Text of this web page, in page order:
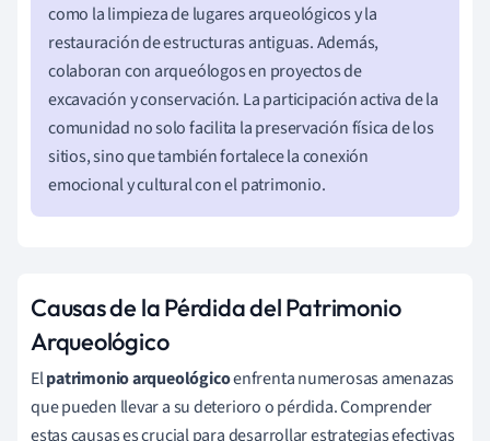
como la limpieza de lugares arqueológicos y la
restauración de estructuras antiguas. Además,
colaboran con arqueólogos en proyectos de
excavación y conservación. La participación activa de la
comunidad no solo facilita la preservación física de los
sitios, sino que también fortalece la conexión
emocional y cultural con el patrimonio.
Causas de la Pérdida del Patrimonio
Arqueológico
Elpatrimonio arqueológicoenfrenta numerosas amenazas
que pueden llevar a su deterioro o pérdida. Comprender
estas causas es crucial para desarrollar estrategias efectivas